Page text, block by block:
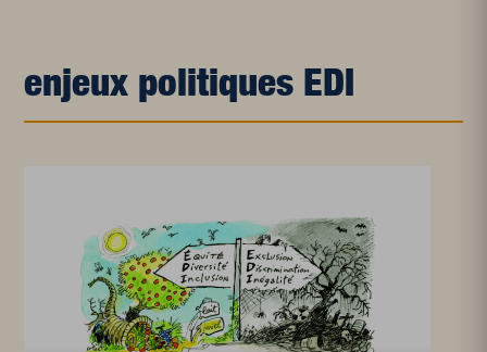
enjeux politiques EDI